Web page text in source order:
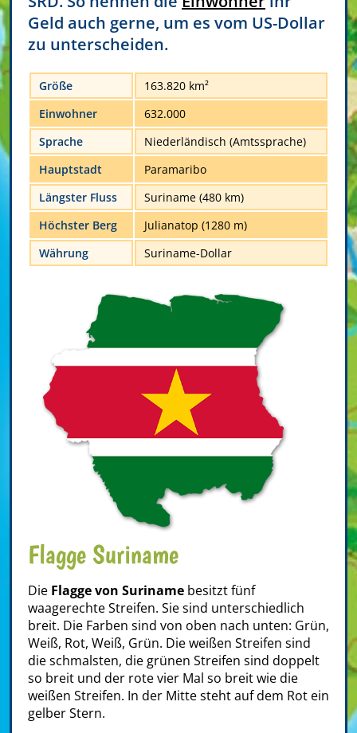
Geld auch gerne, um es vom US-Dollar
zu unterscheiden.
Größe
163.820 km²
Einwohner
632.000
Sprache
Niederländisch (Amtssprache)
Hauptstadt
Paramaribo
Längster Fluss
Suriname (480 km)
Höchster Berg
Julianatop (1280 m)
Währung
Suriname-Dollar
Flagge Suriname
Die Flagge von Suriname besitzt fünf
waagerechte Streifen. Sie sind unterschiedlich
breit. Die Farben sind von oben nach unten: Grün,
Weiß, Rot, Weiß, Grün. Die weißen Streifen sind
die schmalsten, die grünen Streifen sind doppelt
so breit und der rote vier Mal so breit wie die
weißen Streifen. In der Mitte steht auf dem Rot ein
gelber Stern.